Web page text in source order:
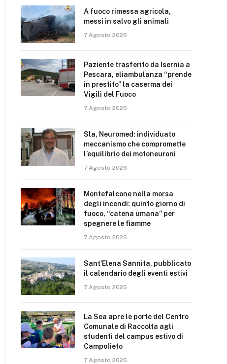
A fuoco rimessa agricola,
messi in salvo gli animali
7 Agosto 2026
Paziente trasferito da Isernia a
Pescara, eliambulanza “prende
in prestito” la caserma dei
Vigili del Fuoco
7 Agosto 2026
Sla, Neuromed: individuato
meccanismo che compromette
l’equilibrio dei motoneuroni
7 Agosto 2026
Montefalcone nella morsa
degli incendi: quinto giorno di
fuoco, “catena umana” per
spegnere le fiamme
7 Agosto 2026
Sant’Elena Sannita, pubblicato
il calendario degli eventi estivi
7 Agosto 2026
La Sea apre le porte del Centro
Comunale di Raccolta agli
studenti del campus estivo di
Campolieto
7 Agosto 2026